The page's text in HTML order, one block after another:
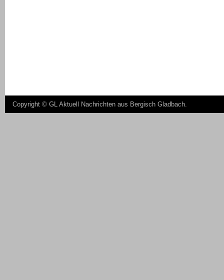
Copyright © GL Aktuell Nachrichten aus Bergisch Gladbach.